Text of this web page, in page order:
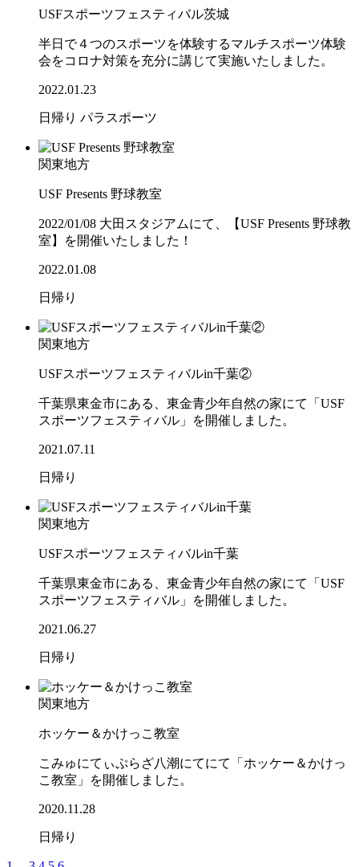
USFスポーツフェスティバル茨城
半日で４つのスポーツを体験するマルチスポーツ体験
会をコロナ対策を充分に講じて実施いたしました。
2022.01.23
日帰り パラスポーツ
関東地方
USF Presents 野球教室
2022/01/08 大田スタジアムにて、【USF Presents 野球教
室】を開催いたしました！
2022.01.08
日帰り
関東地方
USFスポーツフェスティバルin千葉②
千葉県東金市にある、東金青少年自然の家にて「USF
スポーツフェスティバル」を開催しました。
2021.07.11
日帰り
関東地方
USFスポーツフェスティバルin千葉
千葉県東金市にある、東金青少年自然の家にて「USF
スポーツフェスティバル」を開催しました。
2021.06.27
日帰り
関東地方
ホッケー＆かけっこ教室
こみゅにてぃぷらざ八潮にてにて「ホッケー＆かけっ
こ教室」を開催しました。
2020.11.28
日帰り